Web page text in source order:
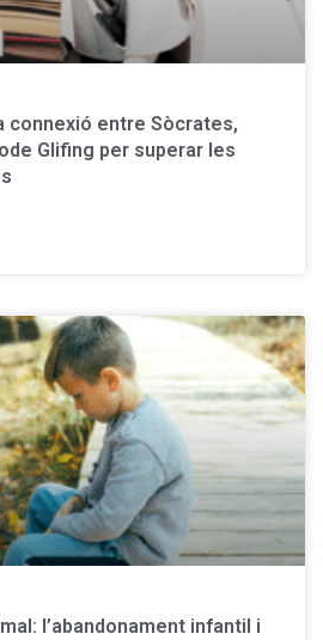
connexió entre Sòcrates,
Glifing per superar les
l’abandonament infantil i